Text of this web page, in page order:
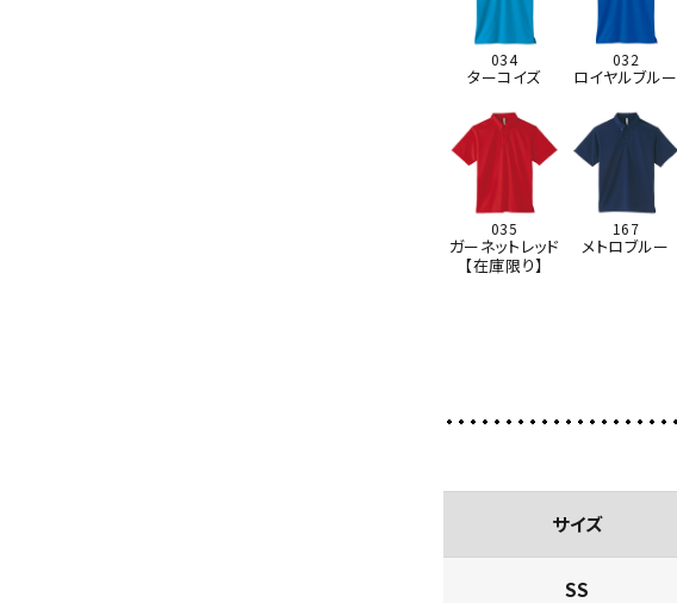
034
ターコイズ
032
ロイヤルブルー
035
ガーネットレッド
【在庫限り】
167
メトロブルー
サイズ
SS